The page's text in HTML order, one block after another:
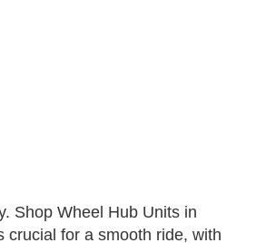
Shop Wheel Hub Units in
crucial for a smooth ride, with